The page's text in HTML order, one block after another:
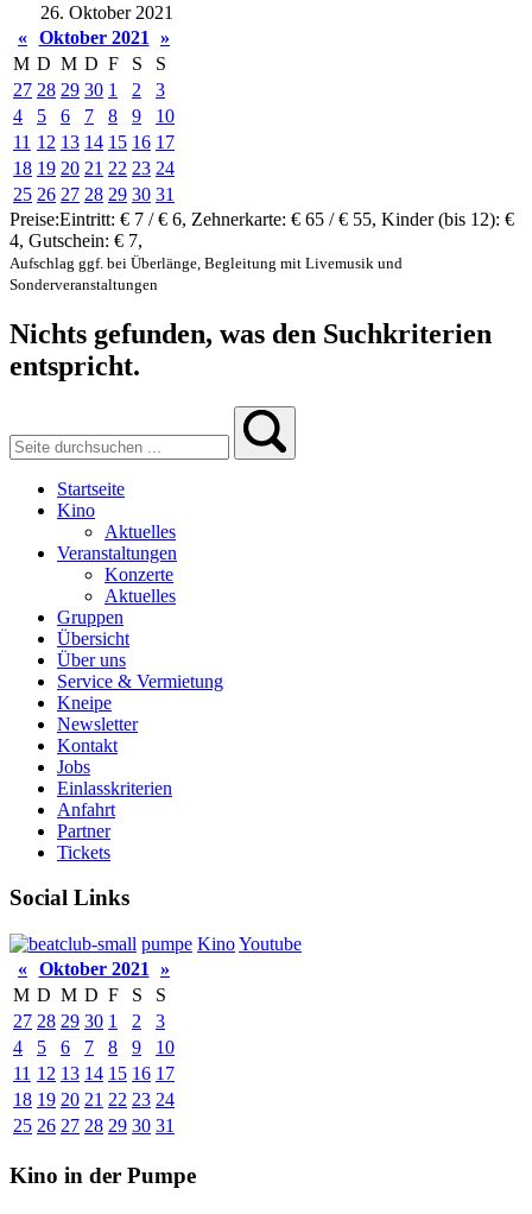
26. Oktober 2021
« Oktober 2021
»
M D M D F S
S
27 28 29 30 1 2
3
4
5 6 7 8 9
10
11 12 13 14 15 16 17
18 19 20 21 22 23 24
25 26 27 28 29 30 31
Preise:Eintritt: € 7 / € 6, Zehnerkarte: € 65 / € 55, Kinder (bis 12): €
4, Gutschein: € 7,
Aufschlag ggf. bei Überlänge, Begleitung mit Livemusik und
Sonderveranstaltungen
Nichts gefunden, was den Suchkriterien
entspricht.
Startseite
Kino
Aktuelles
Veranstaltungen
Konzerte
Aktuelles
Gruppen
Übersicht
Über uns
Service & Vermietung
Kneipe
Newsletter
Kontakt
Jobs
Einlasskriterien
Anfahrt
Partner
Tickets
Social Links
pumpe KinoYoutube
« Oktober 2021
»
M D M D F S
S
27 28 29 30 1 2
3
4
5 6 7 8 9
10
11 12 13 14 15 16 17
18 19 20 21 22 23 24
25 26 27 28 29 30 31
Kino in der Pumpe